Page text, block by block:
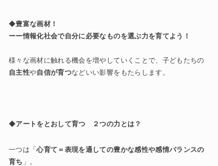
◆豊富な画材！
ーー情報化社会で自分に必要なものを選ぶ力を育てよう！
様々な画材に触れる機会を増やしていくことで、子どもたちの
自主性や自信が育つなどいい影響をもたらします。
◆アートをとおして育つ ２つの力とは？
一つは「心育て＝表現を通しての豊かな感性や感情バランスの
育ち 」。